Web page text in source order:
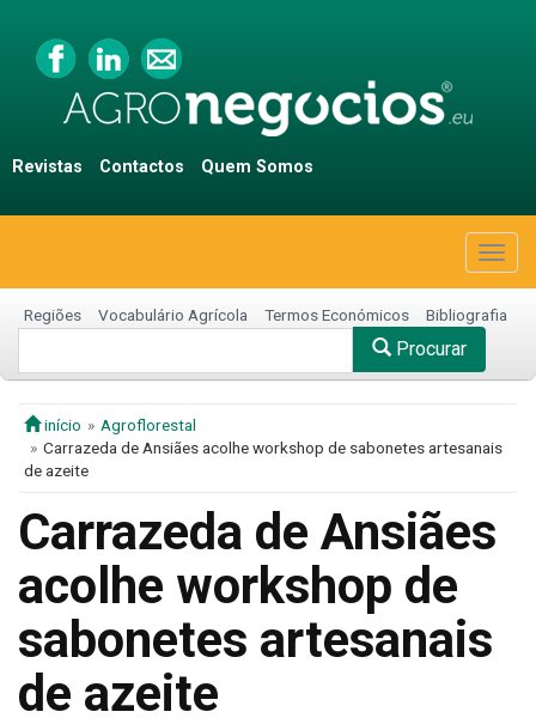
Revistas Contactos Quem Somos
Regiões Vocabulário Agrícola Termos Económicos Bibliografia
Procurar
início
Agroflorestal
Carrazeda de Ansiães acolhe workshop de sabonetes artesanais
de azeite
Carrazeda de Ansiães
acolhe workshop de
sabonetes artesanais
de azeite